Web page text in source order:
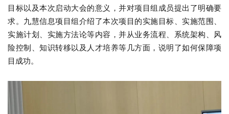
目标以及本次启动大会的意义，并对项目组成员提出了明确要
求。九慧信息项目组介绍了本次项目的实施目标、实施范围、
实施计划、实施方法论等内容，并从业务流程、系统架构、风
险控制、知识转移以及人才培养等几方面，说明了如何保障项
目成功。